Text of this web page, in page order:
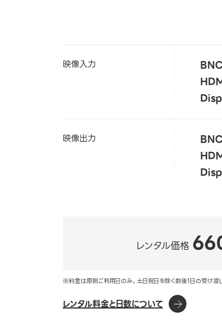
映像入力
映像出力
レンタル価格
※料金は原則ご利用日のみ。土日祝日を除く前後1日の受け渡
レンタル料金と日数について